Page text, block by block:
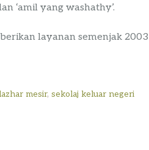
‘amil yang washathy’.
layanan semenjak
mesir, sekolaj keluar negeri